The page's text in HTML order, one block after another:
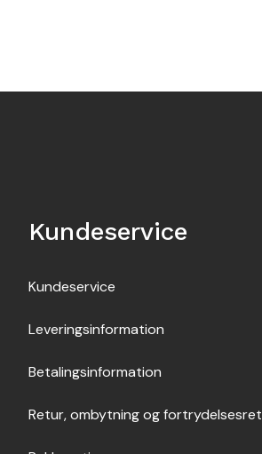
Kundeservice
Kundeservice
Leveringsinformation
Betalingsinformation
Retur, ombytning og fortrydelsesret